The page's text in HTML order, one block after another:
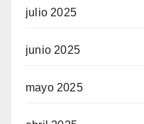
julio 2025
junio 2025
mayo 2025